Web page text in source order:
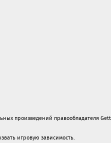
произведений правообладателя
игровую зависимость.